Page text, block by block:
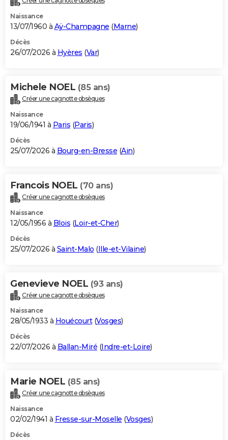
Dictionnaire
Biographies
Citations
Expressions
Proverbes
PROGRAMME TV
S'inscrire
Se connecter
Lycées
Collèges
Primaires
Universités
Entreprises
Service militaire
Avis de recherche
AVIS DE DÉCÈS
Bricolage
Lifestyle
Culture
Sport
Auto
Television
Voyage
Cinema
Naissance
13/07/1960 à Aÿ-Champagne (Marne)
Décès
26/07/2026 à Hyères (Var)
Michele NOEL (85 ans)
Créer une cagnotte obsèques
Naissance
19/06/1941 à Paris (Paris)
Décès
25/07/2026 à Bourg-en-Bresse (Ain)
Francois NOEL (70 ans)
Créer une cagnotte obsèques
Naissance
12/05/1956 à Blois (Loir-et-Cher)
Décès
25/07/2026 à Saint-Malo (Ille-et-Vilaine)
Genevieve NOEL (93 ans)
Créer une cagnotte obsèques
Naissance
28/05/1933 à Houécourt(Vosges)
Décès
22/07/2026 à Ballan-Miré (Indre-et-Loire)
Marie NOEL (85 ans)
Créer une cagnotte obsèques
Naissance
02/02/1941 à Fresse-sur-Moselle (Vosges)
Décès